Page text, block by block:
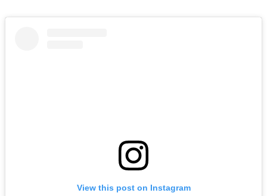
View this post on Instagram